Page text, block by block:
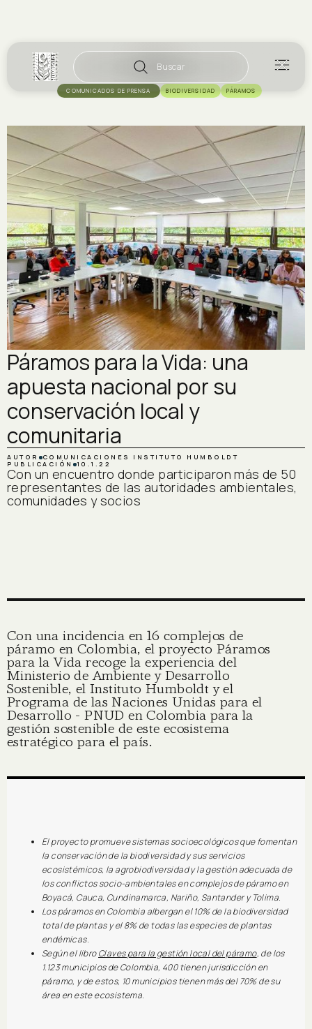
Buscar
COMUNICADOS DE PRENSA BIODIVERSIDAD PÁRAMOS
Páramos para la Vida: una
apuesta nacional por su
conservación local y
comunitaria
AUTOR COMUNICACIONES INSTITUTO HUMBOLDT
PUBLICACIÓN 10.1.22
Con un encuentro donde participaron más de 50
representantes de las autoridades ambientales,
comunidades y socios
El proyecto promueve sistemas socioecológicos que fomentan
la conservación de la biodiversidad y sus servicios
ecosistémicos, la agrobiodiversidad y la gestión adecuada de
los conflictos socio-ambientales en complejos de páramo en
Boyacá, Cauca, Cundinamarca, Nariño, Santander y Tolima.
Los páramos en Colombia albergan el 10% de la biodiversidad
total de plantas y el 8% de todas las especies de plantas
endémicas.
Según el libroClaves para la gestión local del páramo, de los
1.123 municipios de Colombia, 400 tienen jurisdicción en
páramo, y de estos, 10 municipios tienen más del 70% de su
área en este ecosistema.
Con una incidencia en 16 complejos de
páramo en Colombia, el proyecto Páramos
para la Vida recoge la experiencia del
Ministerio de Ambiente y Desarrollo
Sostenible, el Instituto Humboldt y el
Programa de las Naciones Unidas para el
Desarrollo - PNUD en Colombia para la
gestión sostenible de este ecosistema
estratégico para el país.